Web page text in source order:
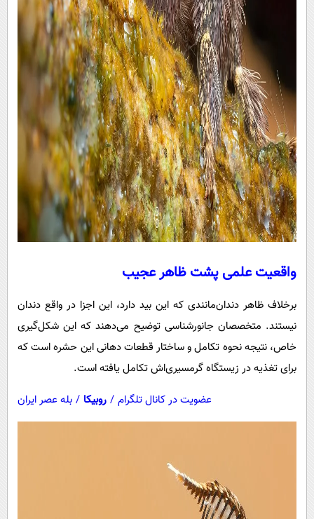
واقعیت علمی پشت ظاهر عجیب
برخلاف ظاهر دندان‌مانندی که این بید دارد، این اجزا در واقع دندان
نیستند. متخصصان جانورشناسی توضیح می‌دهند که این شکل‌گیری
خاص، نتیجه نحوه تکامل و ساختار قطعات دهانی این حشره است که
برای تغذیه در زیستگاه گرمسیری‌اش تکامل یافته است.
عضویت در کانال تلگرام / روبیکا / بله عصر ایران